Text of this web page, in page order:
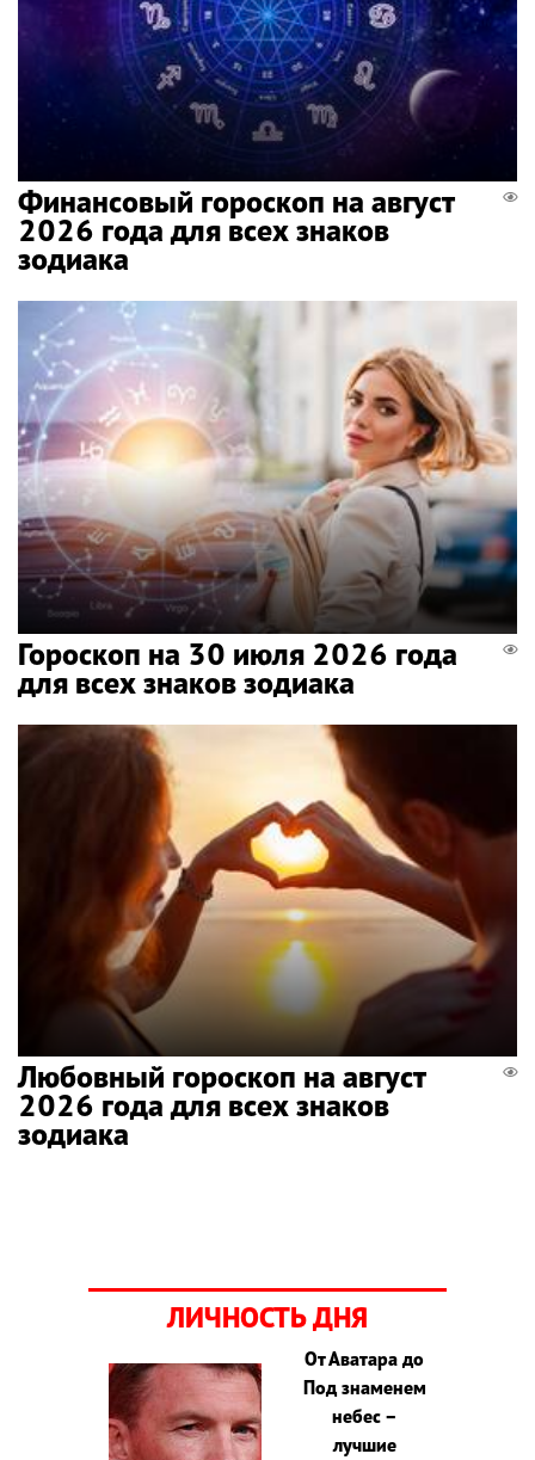
Финансовый гороскоп на август
2026 года для всех знаков
зодиака
Гороскоп на 30 июля 2026 года
для всех знаков зодиака
Любовный гороскоп на август
2026 года для всех знаков
зодиака
ЛИЧНОСТЬ ДНЯ
От Аватара до
Под знаменем
небес –
лучшие